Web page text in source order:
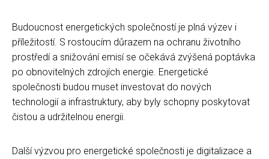
Budoucnost energetických společností je plná výzev i
příležitostí. S rostoucím důrazem na ochranu životního
prostředí a snižování emisí se očekává zvýšená poptávka
po obnovitelných zdrojích energie. Energetické
společnosti budou muset investovat do nových
technologií a infrastruktury, aby byly schopny poskytovat
čistou a udržitelnou energii.
Další výzvou pro energetické společnosti je digitalizace a